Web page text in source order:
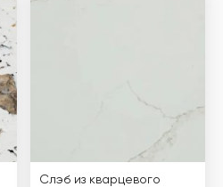
Слэб из кварцевого